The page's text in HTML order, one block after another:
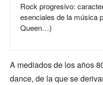
Rock progresivo:
esenciales de la música
Queen…)
A mediados de los años
dance, de la que se